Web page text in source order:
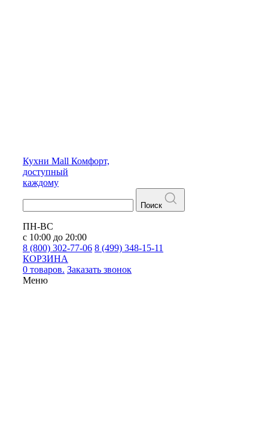
Кухни Mall Комфорт,
доступный
каждому
Поиск
ПН-ВС
с 10:00 до 20:00
8 (800) 302-77-06 8 (499) 348-15-11
КОРЗИНА
0 товаров. Заказать звонок
Меню